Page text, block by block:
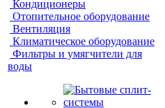
Кондиционеры
Отопительное оборудование
Вентиляция
Климатическое оборудование
Фильтры и умягчители для
воды